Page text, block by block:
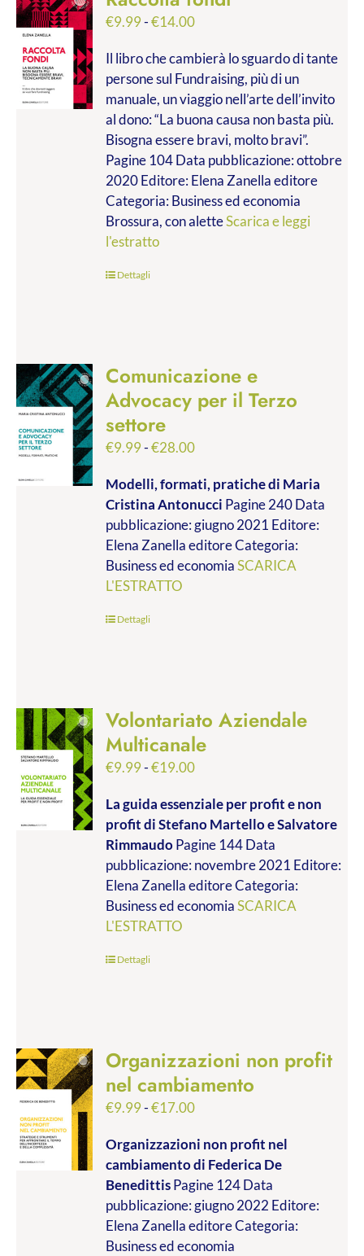
€9.99-€14.00Fascia
prezzo:
da
€9.99
a
€14.00
Il libro che cambierà lo sguardo di tante
persone sul Fundraising, più di un
manuale, un viaggio nell’arte dell’invito
al dono: “La buona causa non basta più.
Bisogna essere bravi, molto bravi”.
Pagine 104 Data pubblicazione: ottobre
2020 Editore: Elena Zanella editore
Categoria: Business ed economia
Brossura, con aletteScarica e leggi
l'estratto
Dettagli
Comunicazione e
Advocacy per il Terzo
settore
€9.99-€28.00Fascia
prezzo:
da
€9.99
a
€28.00
Modelli, formati, pratichedi Maria
Cristina Antonucci Pagine 240 Data
pubblicazione: giugno 2021 Editore:
Elena Zanella editore Categoria:
Business ed economiaSCARICA
L'ESTRATTO
Dettagli
Volontariato Aziendale
Multicanale
€9.99-€19.00Fascia
prezzo:
da
€9.99
a
€19.00
La guida essenziale per profit e non
profitdi Stefano Martello e Salvatore
RimmaudoPagine 144 Data
pubblicazione: novembre 2021 Editore:
Elena Zanella editore Categoria:
Business ed economiaSCARICA
L'ESTRATTO
Dettagli
Organizzazioni non profit
nel cambiamento
€9.99-€17.00Fascia
prezzo:
da
€9.99
a
€17.00
Organizzazioni non profit nel
cambiamentodi Federica De
BenedittisPagine 124 Data
pubblicazione: giugno 2022 Editore:
Elena Zanella editore Categoria:
Business ed economia